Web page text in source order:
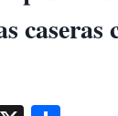
caseras